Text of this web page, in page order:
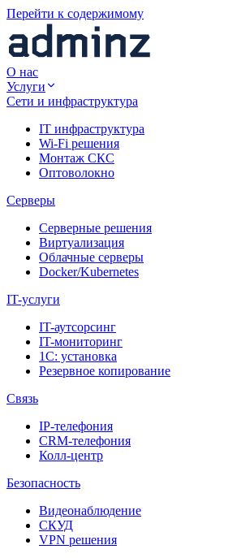
Перейти к содержимому
О нас
Услуги
Сети и инфраструктура
IT инфраструктура
Wi-Fi решения
Монтаж СКС
Оптоволокно
Серверы
Серверные решения
Виртуализация
Облачные серверы
Docker/Kubernetes
IT-услуги
IT-аутсорсинг
IT-мониторинг
1С: установка
Резервное копирование
Связь
IP-телефония
CRM-телефония
Колл-центр
Безопасность
Видеонаблюдение
СКУД
VPN решения